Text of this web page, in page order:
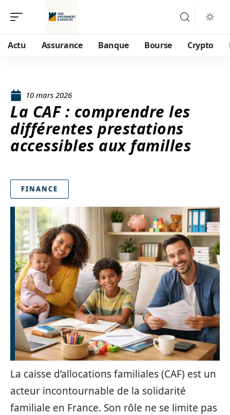
Actu Assurance Banque Bourse Crypto
10 mars 2026
La CAF : comprendre les
différentes prestations
accessibles aux familles
FINANCE
La caisse d’allocations familiales (CAF) est un
acteur incontournable de la solidarité
familiale en France. Son rôle ne se limite pas